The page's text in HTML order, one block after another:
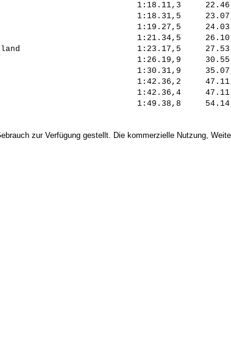
1:18.11,3
1:18.31,5
1:19.27,5
1:21.34,5     26.10,0
1:23.17,5
1:26.19,9
1:30.31,9
1:42.36,2
1:42.36,4     47.11,9
zur Verfügung gestellt. Die kommerzielle Nutzung,